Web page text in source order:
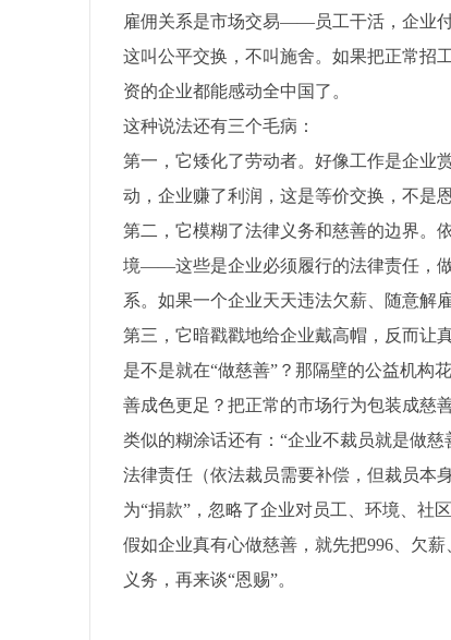
雇佣关系是市场交易——员工干活，企业
这叫公平交换，不叫施舍。如果把正常
资的企业都能感动全中国了。
这种说法还有三个毛病：
第一，它矮化了劳动者。好像工作是企业
动，企业赚了利润，这是等价交换，不是恩
第二，它模糊了法律义务和慈善的边界。
境——这些是企业必须履行的法律责任，
系。如果一个企业天天违法欠薪、随意解
第三，它暗戳戳地给企业戴高帽，反而让
是不是就在“做慈善”？那隔壁的公益机
善成色更足？把正常的市场行为包装成慈
类似的糊涂话还有：“企业不裁员就是做
法律责任（依法裁员需要补偿，但裁员本
为“捐款”，忽略了企业对员工、环境、社
假如企业真有心做慈善，就先把996、欠
义务，再来谈“恩赐”。